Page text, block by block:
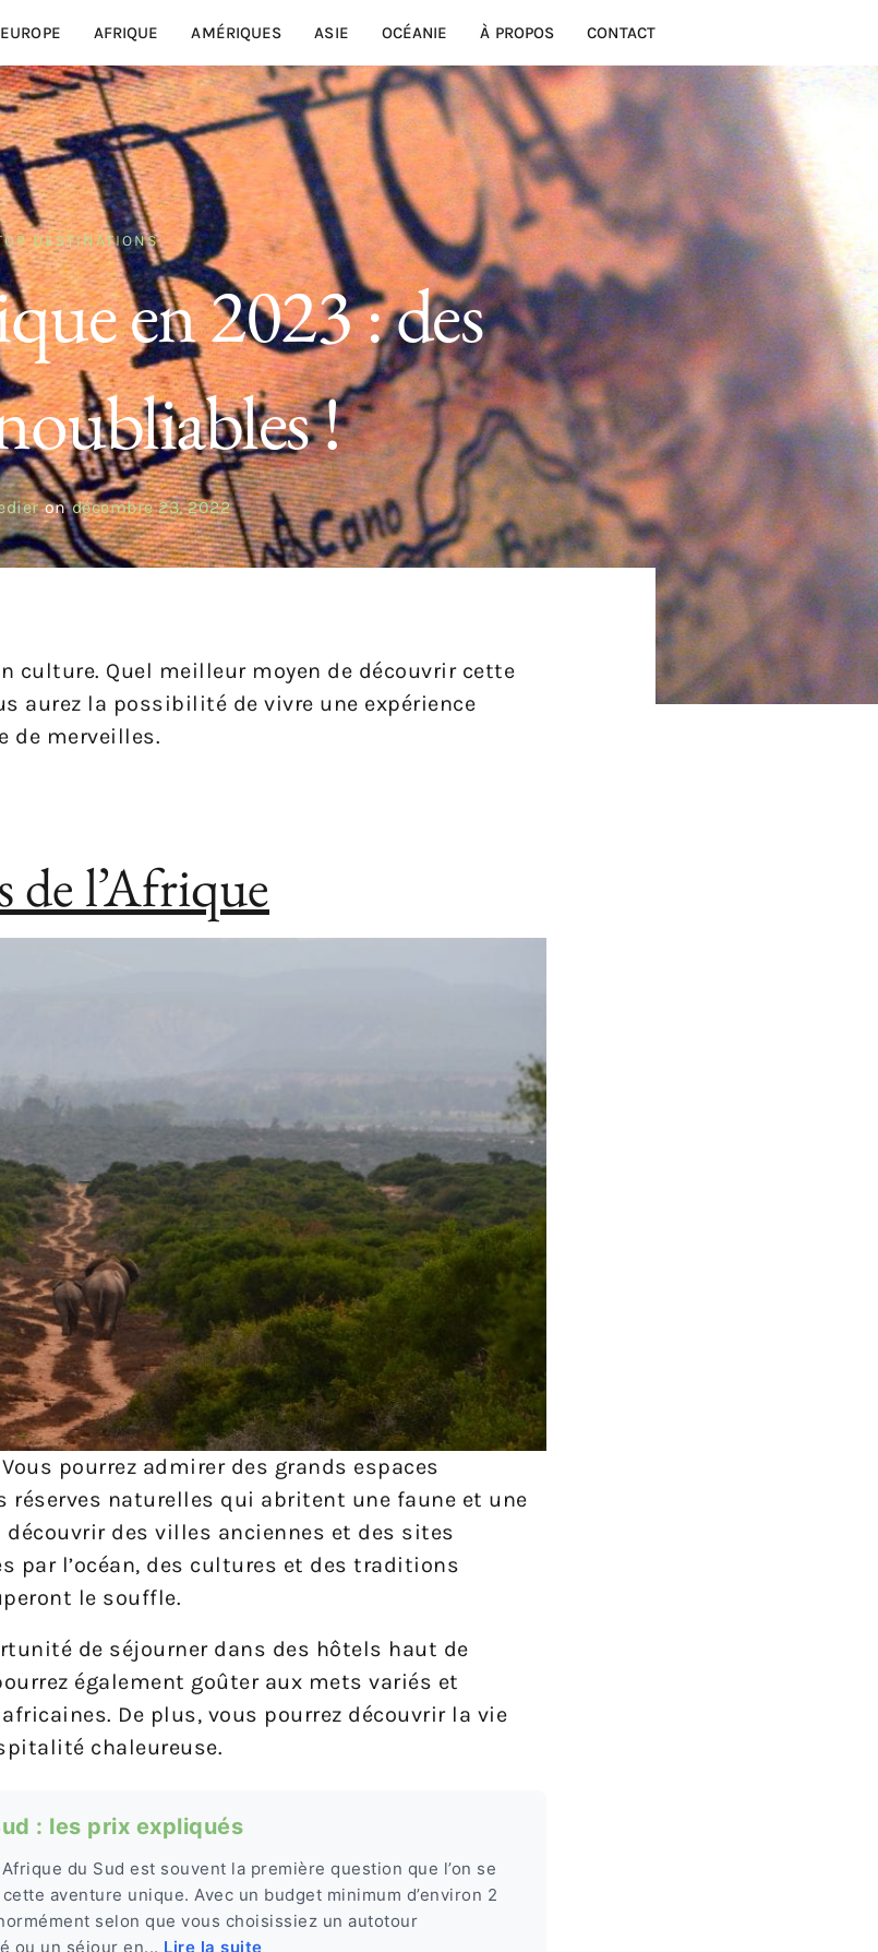
EUROPE AFRIQUE AMÉRIQUES ASIE OCÉANIE À PROPOS CONTACT
DESTINATIONS
en 2023 : des
!
on décembre 23, 2022
culture. Quel meilleur moyen de découvrir cette
aurez la possibilité de vivre une expérience
de merveilles.
de l’Afrique
pourrez admirer des grands espaces
réserves naturelles qui abritent une faune et une
des villes anciennes et des sites
par l’océan, des cultures et des traditions
le souffle.
de séjourner dans des hôtels haut de
également goûter aux mets variés et
De plus, vous pourrez découvrir la vie
chaleureuse.
: les prix expliqués
du Sud est souvent la première question que l’on se
aventure unique. Avec un budget minimum d’environ 2
selon que vous choisissiez un autotour
ou un séjour en... Lire la suite